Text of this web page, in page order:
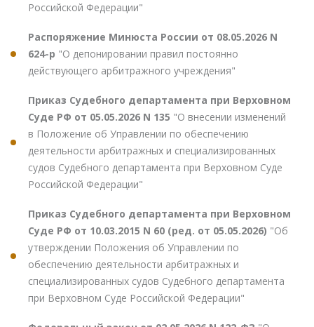
Российской Федерации"
Распоряжение Минюста России от 08.05.2026 N
624-р "О депонировании правил постоянно
действующего арбитражного учреждения"
Приказ Судебного департамента при Верховном
Суде РФ от 05.05.2026 N 135 "О внесении изменений
в Положение об Управлении по обеспечению
деятельности арбитражных и специализированных
судов Судебного департамента при Верховном Суде
Российской Федерации"
Приказ Судебного департамента при Верховном
Суде РФ от 10.03.2015 N 60 (ред. от 05.05.2026) "Об
утверждении Положения об Управлении по
обеспечению деятельности арбитражных и
специализированных судов Судебного департамента
при Верховном Суде Российской Федерации"